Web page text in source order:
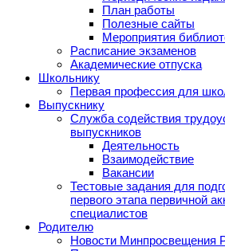
План работы
Полезные сайты
Мероприятия
Расписание экзаменов
Академические отпуска
Школьнику
Первая профессия для
Выпускнику
Служба содействия
выпускников
Деятельность
Взаимодействие
Вакансии
Тестовые задания для
первого этапа первичной
специалистов
Родителю
Новости Минпросвещения